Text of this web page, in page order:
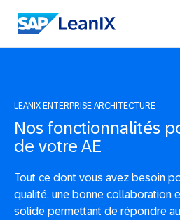
LEANIX ENTERPRISE ARCHITECTURE
Nos fonctionnalités
de votre AE
Tout ce dont vous avez besoin
qualité, une bonne collaboration
solide permettant de répondre